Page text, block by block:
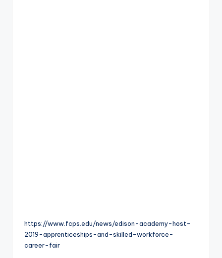
https://www.fcps.edu/news/edison-academy-host-
2019-apprenticeships-and-skilled-workforce-
career-fair